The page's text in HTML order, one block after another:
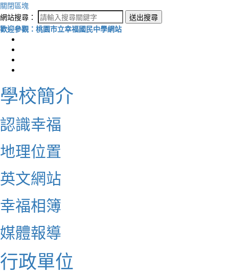
關閉區塊
網站搜尋：
送出搜尋
歡迎參觀：桃園市立幸福國民中學網站
學校簡介
認識幸福
地理位置
英文網站
幸福相簿
媒體報導
行政單位